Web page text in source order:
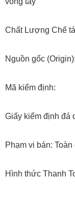
Chất Lượng Chế
Nguồn gốc (Origin):
Mã kiểm định:
Giấy kiểm định đá
Phạm vi bán: Toàn
Hình thức Thanh